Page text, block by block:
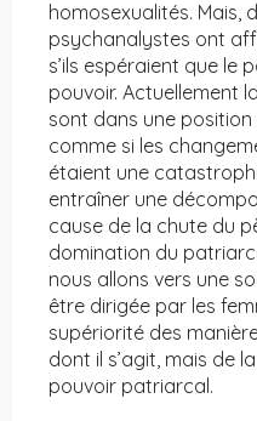
homosexualités. Mais,
psychanalystes ont
s’ils espéraient que le
pouvoir. Actuellement
sont dans une
comme si les
étaient une
entraîner une
cause de la chute du
domination du
nous allons vers une
être dirigée par les
supériorité des
dont il s’agit, mais de
pouvoir patriarcal.